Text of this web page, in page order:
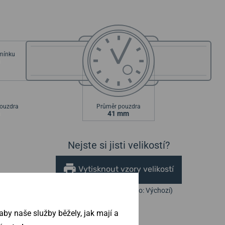
Průměr pouzdra
41 mm
Nejste si jisti velikostí?
Vytisknout vzory velikostí
(U tisku nastavte Měřítko: Výchozí)
naše služby běžely, jak mají a